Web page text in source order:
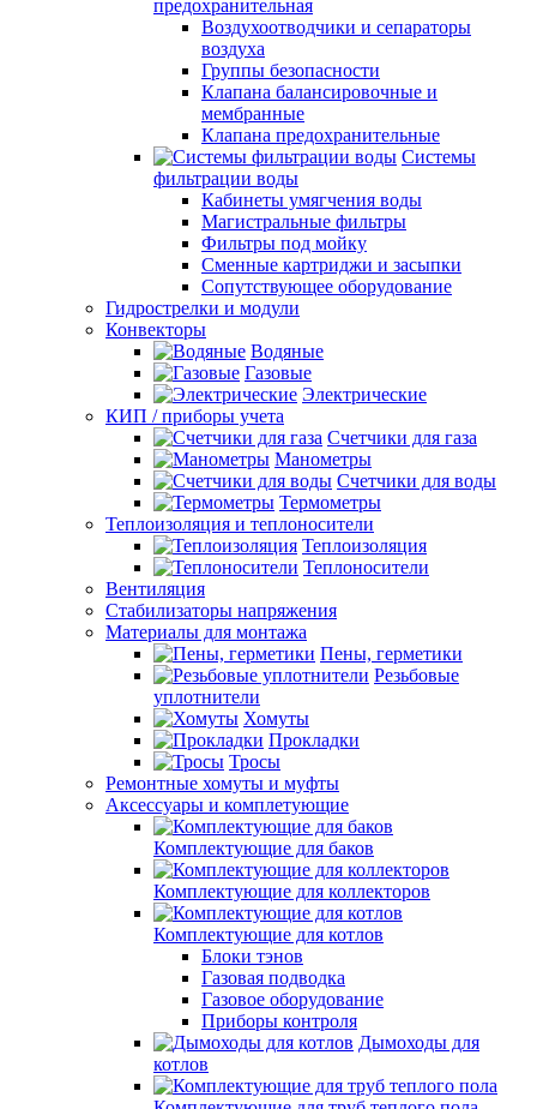
предохранительная
Воздухоотводчики и сепараторы
воздуха
Группы безопасности
Клапана балансировочные и
мембранные
Клапана предохранительные
Системы
фильтрации воды
Кабинеты умягчения воды
Магистральные фильтры
Фильтры под мойку
Сменные картриджи и засыпки
Сопутствующее оборудование
Гидрострелки и модули
Конвекторы
Водяные
Газовые
Электрические
КИП / приборы учета
Счетчики для газа
Манометры
Счетчики для воды
Термометры
Теплоизоляция и теплоносители
Теплоизоляция
Теплоносители
Вентиляция
Стабилизаторы напряжения
Материалы для монтажа
Пены, герметики
Резьбовые
уплотнители
Хомуты
Прокладки
Тросы
Ремонтные хомуты и муфты
Аксессуары и комплетующие
Комплектующие для баков
Комплектующие для коллекторов
Комплектующие для котлов
Блоки тэнов
Газовая подводка
Газовое оборудование
Приборы контроля
Дымоходы для
котлов